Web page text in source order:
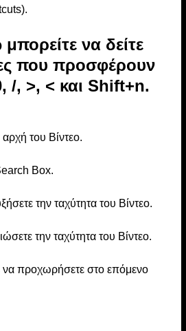
να δείτε
που προσφέρουν
/, >, < και Shift+n.
του Βίντεο.
Box.
την ταχύτητα του Βίντεο.
την ταχύτητα του Βίντεο.
να προχωρήσετε στο επόμενο